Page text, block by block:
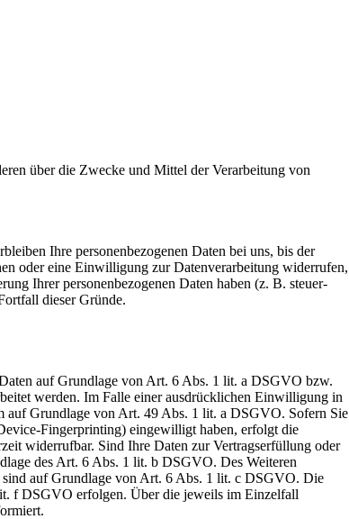
über die Zwecke und Mittel der Verarbeitung von
Ihre personenbezogenen Daten bei uns, bis der
oder eine Einwilligung zur Datenverarbeitung widerrufen,
Ihrer personenbezogenen Daten haben (z. B. steuer-
dieser Gründe.
auf Grundlage von Art. 6 Abs. 1 lit. a DSGVO bzw.
werden. Im Falle einer ausdrücklichen Einwilligung in
auf Grundlage von Art. 49 Abs. 1 lit. a DSGVO. Sofern Sie
Fingerprinting) eingewilligt haben, erfolgt die
widerrufbar. Sind Ihre Daten zur Vertragserfüllung oder
des Art. 6 Abs. 1 lit. b DSGVO. Des Weiteren
auf Grundlage von Art. 6 Abs. 1 lit. c DSGVO. Die
f DSGVO erfolgen. Über die jeweils im Einzelfall